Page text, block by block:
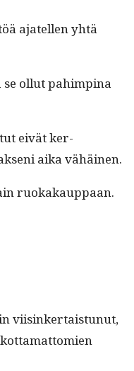
ajatellen yhtä
se ollut pahimp­ina
eivät ker­
aika vähäinen.
ruokakaup­paan.
viisinker­tais­tunut,